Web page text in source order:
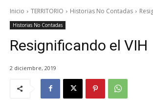
Inicio TERRITORIO Historias No Contadas
Historias No Contadas
Resignificando el VIH
2 diciembre, 2019